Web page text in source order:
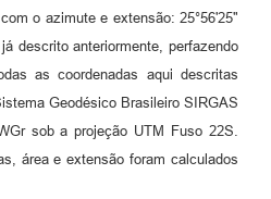
o azimute e extensão: 25°56'25"
descrito anteriormente, perfazendo
as coordenadas aqui descritas
Geodésico Brasileiro SIRGAS
sob a projeção UTM Fuso 22S.
área e extensão foram calculados